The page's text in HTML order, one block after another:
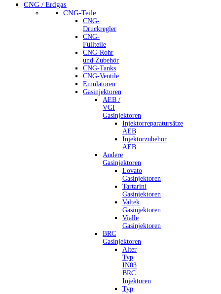
CNG / Erdgas
CNG-Teile
CNG-
Druckregler
CNG-
Füllteile
CNG-Rohr
und Zubehör
CNG-Tanks
CNG-Ventile
Emulatoren
Gasinjektoren
AEB /
VGI
Gasinjektoren
Injektorreparatursätze
AEB
Injektorzubehör
AEB
Andere
Gasinjektoren
Lovato
Gasinjektoren
Tartarini
Gasinjektoren
Valtek
Gasinjektoren
Vialle
Gasinjektoren
BRC
Gasinjektoren
Alter
Typ
IN03
BRC
Injektoren
Typ